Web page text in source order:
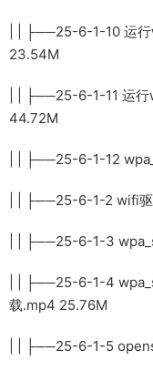
| | ├──25-6-1-10 运
23.54M
| | ├──25-6-1-11 运
44.72M
| | ├──25-6-1-12
| | ├──25-6-1-2 wifi
| | ├──25-6-1-3
| | ├──25-6-1-4
载.mp4 25.76M
| | ├──25-6-1-5